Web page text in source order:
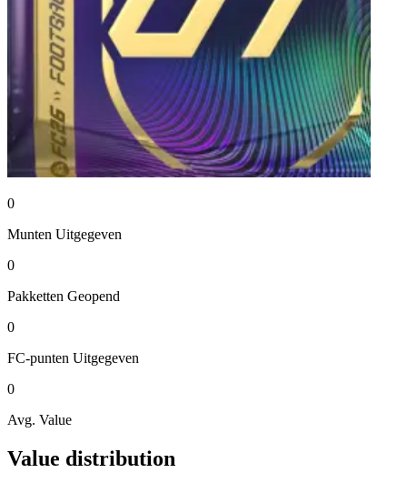
0
Munten Uitgegeven
0
Pakketten Geopend
0
FC-punten Uitgegeven
0
Avg. Value
Value distribution